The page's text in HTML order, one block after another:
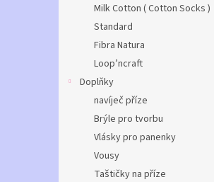
Milk Cotton ( Cotton Socks )
Standard
Fibra Natura
Loop’ncraft
Doplňky
navíječ příze
Brýle pro tvorbu
Vlásky pro panenky
Vousy
Taštičky na příze